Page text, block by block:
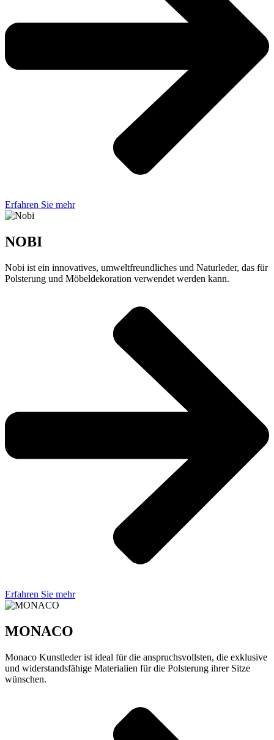
Erfahren Sie mehr
NOBI
Nobi ist ein innovatives, umweltfreundliches und Naturleder, das für
Polsterung und Möbeldekoration verwendet werden kann.
Erfahren Sie mehr
MONACO
Monaco Kunstleder ist ideal für die anspruchsvollsten, die exklusive
und widerstandsfähige Materialien für die Polsterung ihrer Sitze
wünschen.